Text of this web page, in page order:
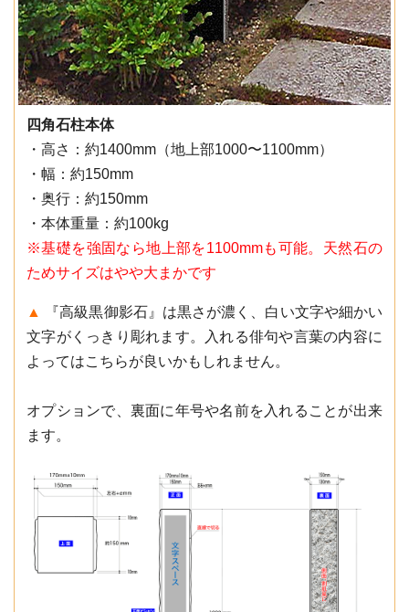
四角石柱本体
・高さ：約1400mm（地上部1000〜1100mm）
・幅：約150mm
・奥行：約150mm
・本体重量：約100kg
※基礎を強固なら地上部を1100mmも可能。天然石の
ためサイズはやや大まかです
▲
『高級黒御影石』は黒さが濃く、白い文字や細かい
文字がくっきり彫れます。入れる俳句や言葉の内容に
よってはこちらが良いかもしれません。
オプションで、裏面に年号や名前を入れることが出来
ます。